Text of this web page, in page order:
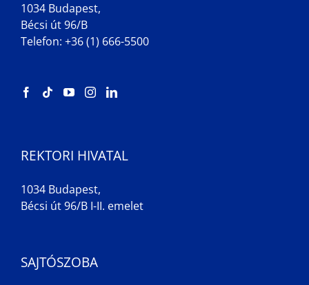
1034 Budapest,
Bécsi út 96/B
Telefon: +36 (1) 666-5500
REKTORI HIVATAL
1034 Budapest,
Bécsi út 96/B I-II. emelet
SAJTÓSZOBA